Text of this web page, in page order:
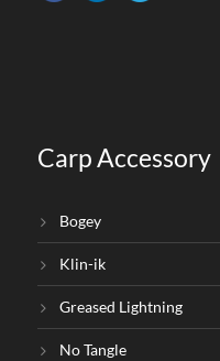
Carp Accessory
Bogey
Klin-ik
Greased Lightning
No Tangle